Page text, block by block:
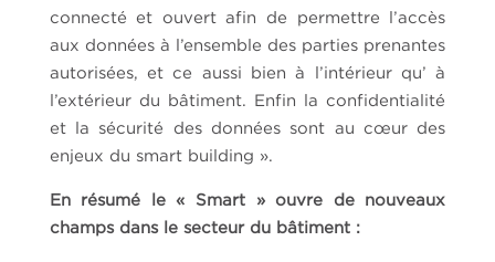
connecté et ouvert afin de permettre l’accès
aux données à l’ensemble des parties prenantes
autorisées, et ce aussi bien à l’intérieur qu’ à
l’extérieur du bâtiment. Enfin la confidentialité
et la sécurité des données sont au cœur des
enjeux du smart building ».
En résumé le « Smart » ouvre de nouveaux
champs dans le secteur du bâtiment :